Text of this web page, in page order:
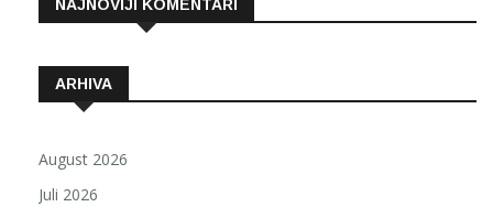
NAJNOVIJI KOMENTARI
ARHIVA
August 2026
Juli 2026